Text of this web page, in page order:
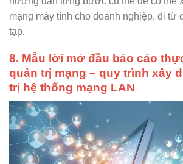
mạng máy tính cho doanh nghiệp, đi từ
tạp.
8. Mẫu lời mở đầu báo cáo
quản trị mạng – quy trình xây
trị hệ thống mạng LAN